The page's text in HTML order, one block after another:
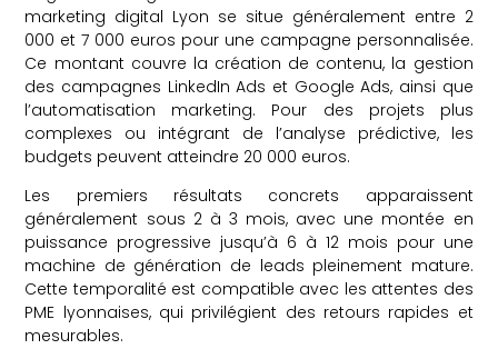
marketing digital Lyon se situe généralement entre 2
000 et 7 000 euros pour une campagne personnalisée.
Ce montant couvre la création de contenu, la gestion
des campagnes LinkedIn Ads et Google Ads, ainsi que
l’automatisation marketing. Pour des projets plus
complexes ou intégrant de l’analyse prédictive, les
budgets peuvent atteindre 20 000 euros.
Les premiers résultats concrets apparaissent
généralement sous 2 à 3 mois, avec une montée en
puissance progressive jusqu’à 6 à 12 mois pour une
machine de génération de leads pleinement mature.
Cette temporalité est compatible avec les attentes des
PME lyonnaises, qui privilégient des retours rapides et
mesurables.